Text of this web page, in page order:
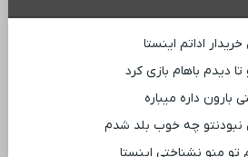
اداتم اینستا
دیدم باهام بازی کرد
داره میباره
چه خوب بلد شدم
منو نشناختی اینستا